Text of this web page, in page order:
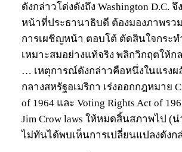
ดังกล่าวโด่งดังถึง Washington D.C.
หน้าที่ประธานาธิบดี ต้องมองภาพรว
การเผชิญหน้า ตอบโต้ ตัดสินใจกระท
เหมาะสมอย่างแท้จริง พลิกวิกฤตให้ก
… เหตุการณ์ดังกล่าวคือหนึ่งในแรงผ
กลางสหรัฐอเมริกา เร่งออกกฎหมาย
of 1964 และ Voting Rights Act of
Jim Crow laws ให้หมดสิ้นสภาพไป (น่
ไม่ทันได้พบเห็นการเปลี่ยนแปลงดังก